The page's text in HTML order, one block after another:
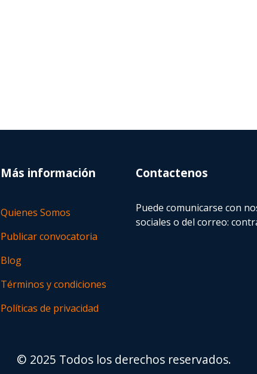
Más información
Quienes Somos
Publicar convocatoria
Blog
Términos y condiciones
Políticas de privacidad
Contactenos
Puede comunicarse con
sociales o del correo:
© 2025 Todos los derechos reservados.